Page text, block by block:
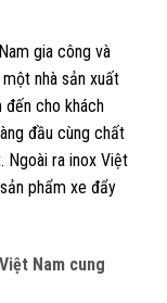
gia công và
nhà sản xuất
cho khách
đầu cùng chất
ra inox Việt
phẩm xe đẩy
Nam cung